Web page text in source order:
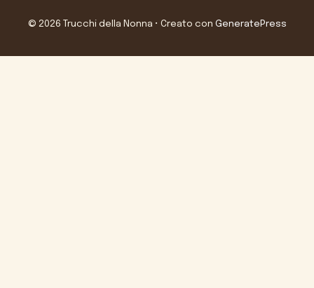
© 2026 Trucchi della Nonna • Creato con GeneratePress